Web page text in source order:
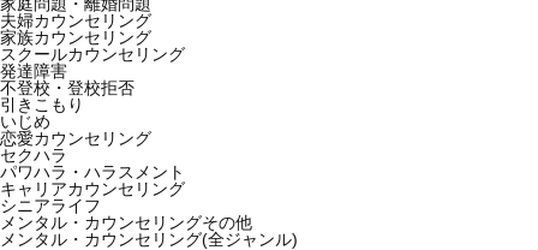
夫婦カウンセリング
家族カウンセリング
スクールカウンセリング
発達障害
不登校・登校拒否
引きこもり
いじめ
恋愛カウンセリング
セクハラ
パワハラ・ハラスメント
キャリアカウンセリング
シニアライフ
メンタル・カウンセリングその他
メンタル・カウンセリング(全ジャンル)